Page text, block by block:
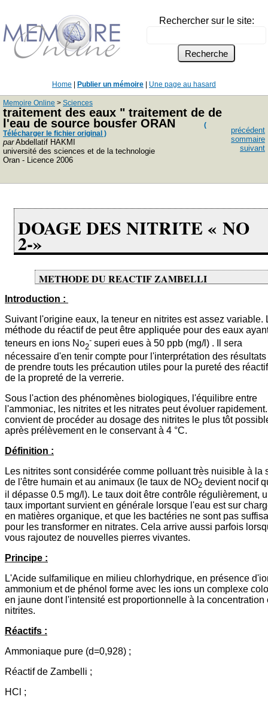
Rechercher sur le site:
Home Publier un mémoire Une page au hasard
Memoire Online > Sciences
traitement des eaux " traitement de de
l'eau de source bousfer ORAN
(
Télécharger le fichier original )
parAbdellatif HAKMI
université des sciences et de la technologie
Oran - Licence 2006
précédent
sommaire
suivant
DOAGE DES NITRITE « NO
2-»
METHODE DU REACTIF ZAMBELLI
Introduction :
Suivant l'origine eaux, la teneur en nitrites est assez variable.
méthode du réactif de peut être appliquée pour des eaux
teneurs en ions No2
- superi eues à 50 ppb (mg/l) . Il sera
nécessaire d'en tenir compte pour l'interprétation des résultats
de prendre touts les précaution utiles pour la pureté des
de la propreté de la verrerie.
Sous l'action des phénomènes biologiques, l'équilibre entre
l'ammoniac, les nitrites et les nitrates peut évoluer
convient de procéder au dosage des nitrites le plus tôt
après prélèvement en le conservant à 4 °C.
Définition :
Les nitrites sont considérée comme polluant très nuisible à la
de l'être humain et au animaux (le taux de NO2 devient nocif
il dépasse 0.5 mg/l). Le taux doit être contrôle régulièrement,
taux important survient en générale lorsque l'eau est sur
en matières organique, et que les bactéries ne sont pas
pour les transformer en nitrates. Cela arrive aussi parfois
vous rajoutez de nouvelles pierres vivantes.
Principe :
L'Acide sulfamilique en milieu chlorhydrique, en présence
ammonium et de phénol forme avec les ions un complexe
en jaune dont l'intensité est proportionnelle à la concentration
nitrites.
Réactifs :
Ammoniaque pure (d=0,928) ;
Réactif de Zambelli ;
HCl ;